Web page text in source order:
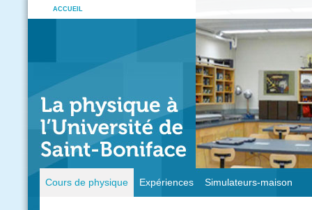
ACCUEIL
Cours de physique Expériences Simulateurs-maison